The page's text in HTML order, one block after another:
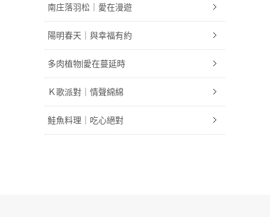
南庄落羽松｜愛在漫遊
陽明春天｜與幸福有約
多肉植物|愛在蔓延時
Ｋ歌派對｜情聲綿綿
鮭魚料理｜吃心絕對